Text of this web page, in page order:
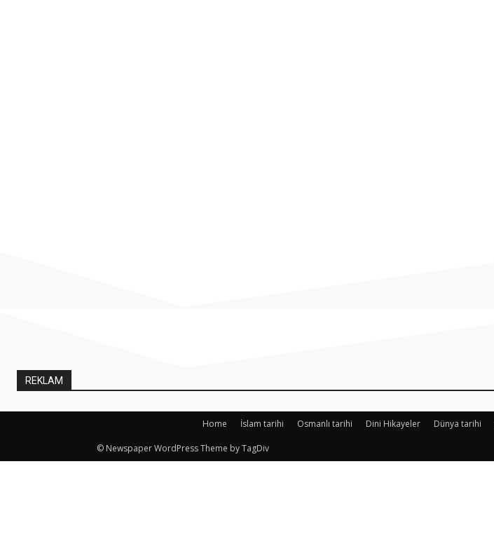
REKLAM
Home İslam tarihi Osmanlı tarihi Dini Hikayeler Dünya tarihi
© Newspaper WordPress Theme by TagDiv